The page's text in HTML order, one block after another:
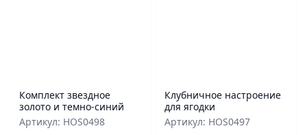
Комплект звездное
золото и темно-синий
Артикул: HOS0498
Клубничное настроение
для ягодки
Артикул: HOS0497